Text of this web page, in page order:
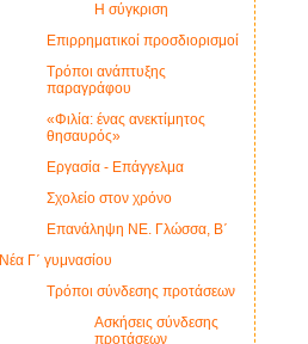
Η σύγκριση
Επιρρηματικοί προσδιορισμοί
Τρόποι ανάπτυξης
παραγράφου
«Φιλία: ένας ανεκτίμητος
θησαυρός»
Εργασία - Επάγγελμα
Σχολείο στον χρόνο
Επανάληψη ΝΕ. Γλώσσα, Β΄
Νέα Γ΄ γυμνασίου
Τρόποι σύνδεσης προτάσεων
Ασκήσεις σύνδεσης
προτάσεων